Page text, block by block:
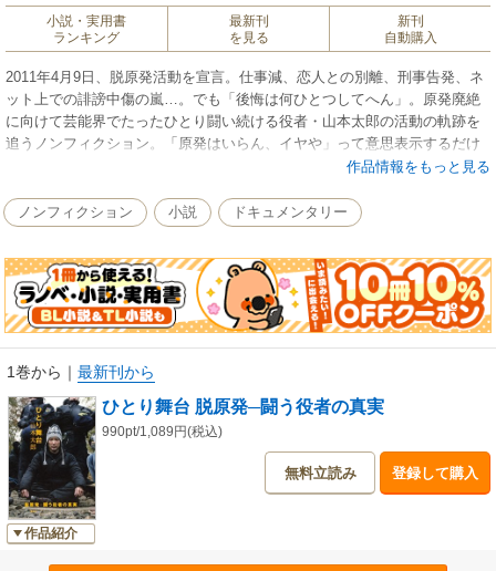
小説・実用書
ランキング
最新刊
を見る
新刊
自動購入
2011年4月9日、脱原発活動を宣言。仕事減、恋人との別離、刑事告発、ネ
ット上での誹謗中傷の嵐…。でも「後悔は何ひとつしてへん」。原発廃絶
に向けて芸能界でたったひとり闘い続ける役者・山本太郎の活動の軌跡を
追うノンフィクション。「原発はいらん、イヤや」って意思表示するだけ
作品情報をもっと見る
ノンフィクション 小説 ドキュメンタリー
1巻から ｜ 最新刊から
作品紹介
ひとり舞台 脱原発─闘う役者の真実
990pt/1,089円(税込)
無料立読み 登録して購入